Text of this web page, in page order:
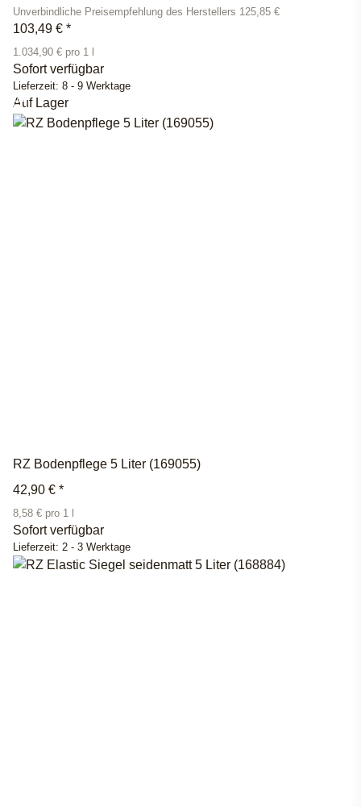
Unverbindliche Preisempfehlung des Herstellers 125,85 €
103,49 € *
1.034,90 € pro 1 l
Sofort verfügbar
Lieferzeit: 8 - 9 Werktage
Auf Lager
RZ Bodenpflege 5 Liter (169055)
42,90 € *
8,58 € pro 1 l
Sofort verfügbar
Lieferzeit: 2 - 3 Werktage